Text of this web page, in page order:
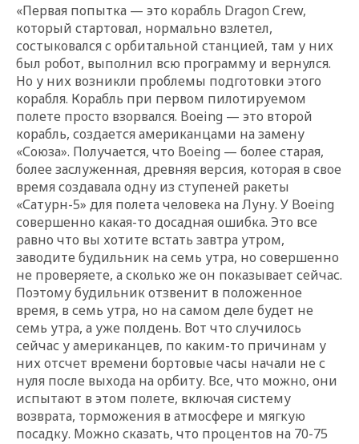
«Первая попытка — это корабль Dragon Crew,
который стартовал, нормально взлетел,
состыковался с орбитальной станцией, там у них
был робот, выполнил всю программу и вернулся.
Но у них возникли проблемы подготовки этого
корабля. Корабль при первом пилотируемом
полете просто взорвался. Boeing — это второй
корабль, создается американцами на замену
«Союза». Получается, что Boeing — более старая,
более заслуженная, древняя версия, которая в свое
время создавала одну из ступеней ракеты
«Сатурн-5» для полета человека на Луну. У Boeing
совершенно какая-то досадная ошибка. Это все
равно что вы хотите встать завтра утром,
заводите будильник на семь утра, но совершенно
не проверяете, а сколько же он показывает сейчас.
Поэтому будильник отзвенит в положенное
время, в семь утра, но на самом деле будет не
семь утра, а уже полдень. Вот что случилось
сейчас у американцев, по каким-то причинам у
них отсчет времени бортовые часы начали не с
нуля после выхода на орбиту. Все, что можно, они
испытают в этом полете, включая систему
возврата, торможения в атмосфере и мягкую
посадку. Можно сказать, что процентов на 70-75